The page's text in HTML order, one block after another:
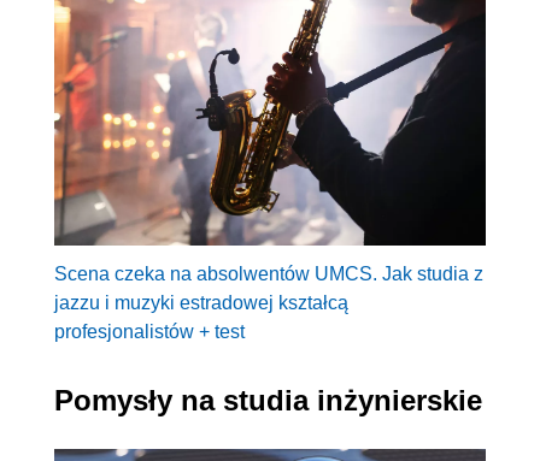
Scena czeka na absolwentów UMCS. Jak studia z
jazzu i muzyki estradowej kształcą
profesjonalistów + test
Pomysły na studia inżynierskie